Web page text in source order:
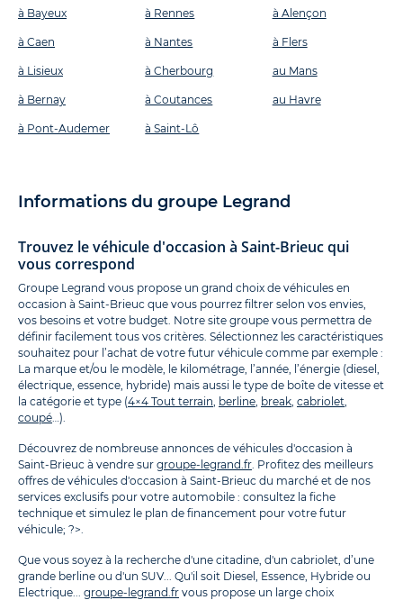
à Bayeux
à Caen
à Lisieux
à Bernay
à Pont-Audemer
à Rennes
à Nantes
à Cherbourg
à Coutances
à Saint-Lô
à Alençon
à Flers
au Mans
au Havre
Informations du groupe Legrand
Trouvez le véhicule d'occasion à Saint-Brieuc qui
vous correspond
Groupe Legrand vous propose un grand choix de véhicules en
occasion à Saint-Brieuc que vous pourrez filtrer selon vos envies,
vos besoins et votre budget. Notre site groupe vous permettra de
définir facilement tous vos critères. Sélectionnez les caractéristiques
souhaitez pour l’achat de votre futur véhicule comme par exemple :
La marque et/ou le modèle, le kilométrage, l’année, l’énergie (diesel,
électrique, essence, hybride) mais aussi le type de boîte de vitesse et
la catégorie et type (4×4 Tout terrain berline break cabriolet
coupé …).
Découvrez de nombreuse annonces de véhicules d'occasion à
Saint-Brieuc à vendre sur groupe-legrand.fr . Profitez des meilleurs
offres de véhicules d'occasion à Saint-Brieuc du marché et de nos
services exclusifs pour votre automobile : consultez la fiche
technique et simulez le plan de financement pour votre futur
véhicule; ?>.
Que vous soyez à la recherche d'une citadine, d'un cabriolet, d’une
grande berline ou d'un SUV... Qu'il soit Diesel, Essence, Hybride ou
Electrique... groupe-legrand.fr vous propose un large choix